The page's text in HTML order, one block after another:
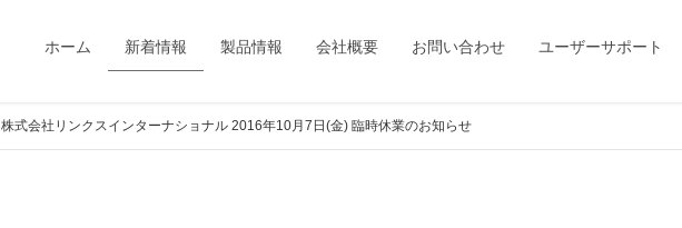
ホーム 新着情報 製品情報 会社概要 お問い合わせ ユーザーサポート
株式会社リンクスインターナショナル 2016年10月7日(金) 臨時休業のお知らせ